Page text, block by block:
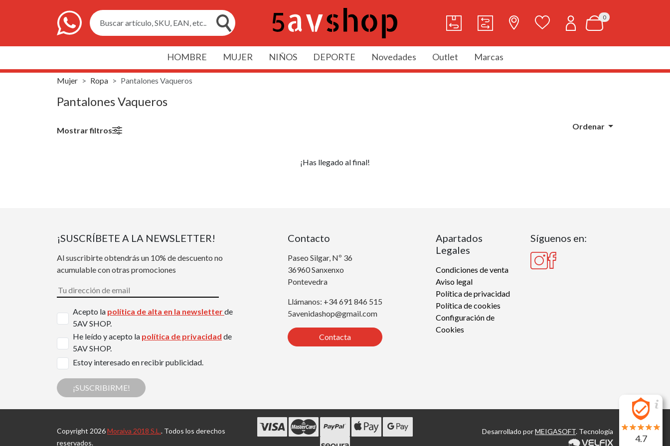
Buscar artículo, SKU, EAN, etc..
0
HOMBRE MUJER NIÑOS DEPORTE Novedades Outlet Marcas
Mujer Ropa Pantalones Vaqueros
Pantalones Vaqueros
Mostrar filtros Ordenar
¡Has llegado al final!
¡SUSCRÍBETE A LA NEWSLETTER!
Al suscribirte obtendrás un 10% de descuento no
acumulable con otras promociones
Acepto la política de alta en la newsletterde
5AV SHOP.
He leído y acepto la política de privacidad de
5AV SHOP.
Estoy interesado en recibir publicidad.
¡SUSCRIBIRME!
Contacto
Paseo Silgar, Nº 36
36960 Sanxenxo
Pontevedra
Llámanos: +34 691 846 515
5avenidashop@gmail.com
Contacta
Apartados
Legales
Condiciones de venta
Aviso legal
Política de privacidad
Política de cookies
Configuración de
Cookies
Síguenos en:
Copyright 2026Moraiva 2018 S.L.. Todos los derechos
reservados.
Desarrollado porMEIGASOFT. Tecnología
4.7